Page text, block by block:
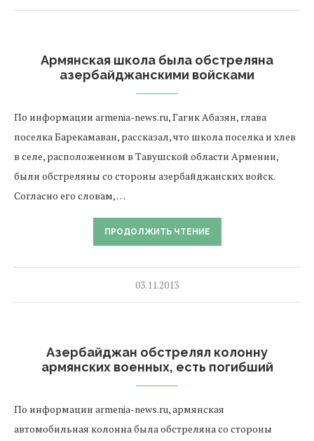
Армянская школа была обстреляна
азербайджанскими войсками
По информации armenia-news.ru, Гагик Абазян, глава
поселка Барекамаван, рассказал, что школа поселка и хлев
в селе, расположенном в Тавушской области Армении,
были обстреляны со стороны азербайджанских войск.
Согласно его словам, …
ПРОДОЛЖИТЬ ЧТЕНИЕ
03.11.2013
Азербайджан обстрелял колонну
армянских военных, есть погибший
По информации armenia-news.ru, армянская
автомобильная колонна была обстреляна со стороны